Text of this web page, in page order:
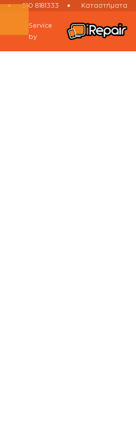
210 8181333
Καταστήματα
Service
by